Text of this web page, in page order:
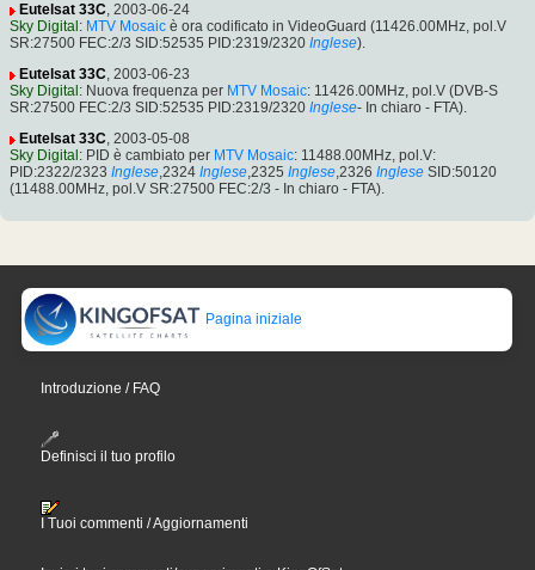
Eutelsat 33C, 2003-06-24
Sky Digital : MTV Mosaic è ora codificato in VideoGuard (11426.00MHz, pol.V
SR:27500 FEC:2/3 SID:52535 PID:2319/2320 Inglese).
Eutelsat 33C, 2003-06-23
Sky Digital : Nuova frequenza per MTV Mosaic: 11426.00MHz, pol.V (DVB-S
SR:27500 FEC:2/3 SID:52535 PID:2319/2320 Inglese- In chiaro - FTA).
Eutelsat 33C, 2003-05-08
Sky Digital : PID è cambiato per MTV Mosaic: 11488.00MHz, pol.V:
PID:2322/2323 Inglese,2324 Inglese,2325 Inglese,2326 Inglese SID:50120
(11488.00MHz, pol.V SR:27500 FEC:2/3 - In chiaro - FTA).
Pagina iniziale
Introduzione / FAQ
Definisci il tuo profilo
I Tuoi commenti / Aggiornamenti